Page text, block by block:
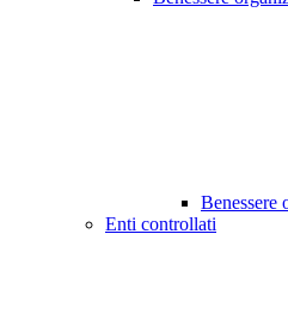
Benessere
Enti controllati